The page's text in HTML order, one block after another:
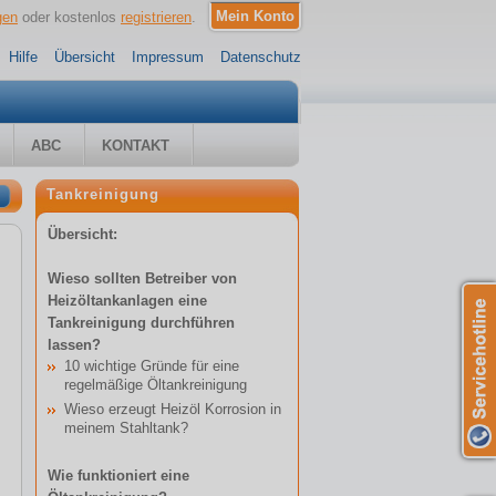
oder kostenlos registrieren
Hilfe Übersicht Impressum Datenschutz
ABC KONTAKT
Tankreinigung
Übersicht:
Wieso sollten Betreiber von
Heizöltankanlagen eine
Tankreinigung durchführen
lassen?
10 wichtige Gründe für eine
regelmäßige Öltankreinigung
Wieso erzeugt Heizöl Korrosion in
meinem Stahltank?
Wie funktioniert eine